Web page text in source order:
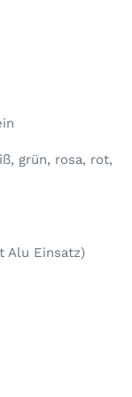
grün, rosa, rot,
Alu Einsatz)